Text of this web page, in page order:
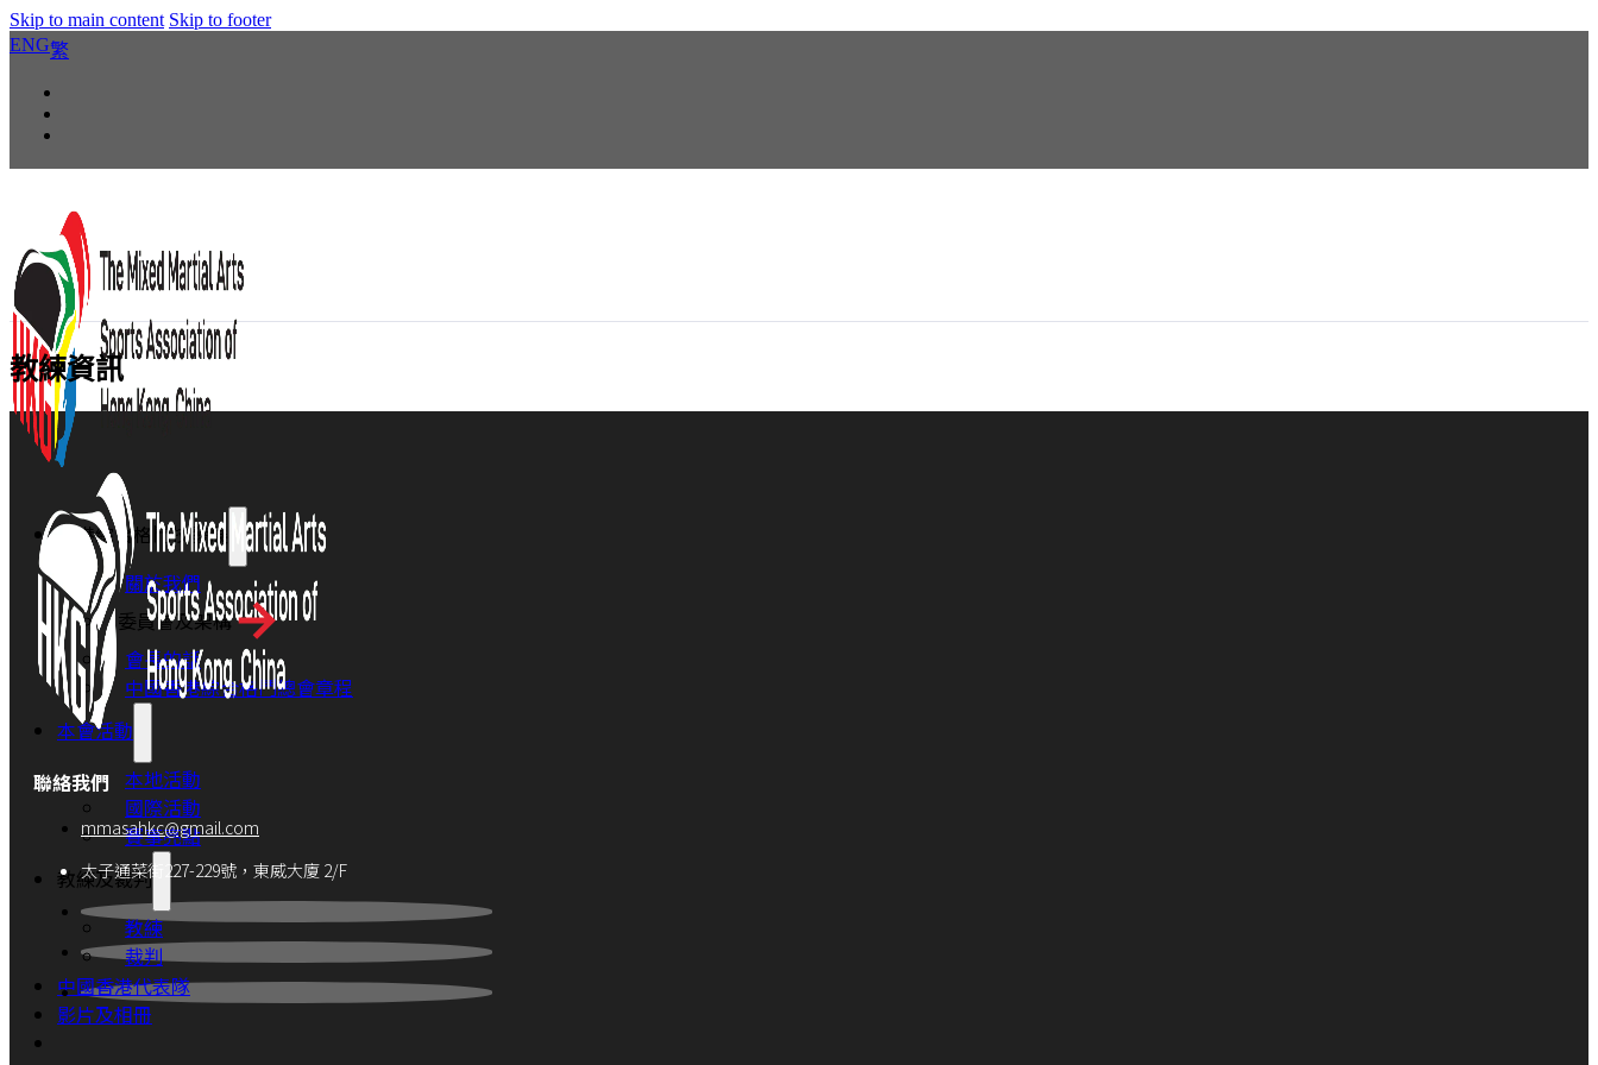
Skip to main content Skip to footer
ENG繁
香港綜合格鬥技發展
關於我們
委員會及架構
會長的話
中國香港綜合格鬥總會章程
本會活動
本地活動
國際活動
賽事亮點
教練及裁判
教練
裁判
中國香港代表隊
影片及相冊
教練資訊
聯絡我們
mmasahkc@gmail.com
太子通菜街227-229號，東威大廈 2/F